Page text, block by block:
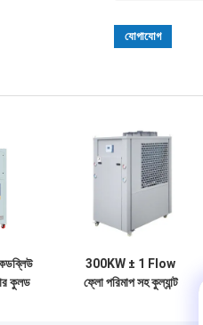
কুলড
300KW ± 1 Flow
ফ্লো পরিমাপ সহ কুল্যান্ট